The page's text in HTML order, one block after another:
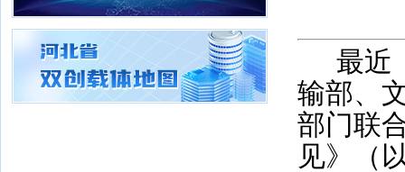
最近
输部、
部门联
见》（